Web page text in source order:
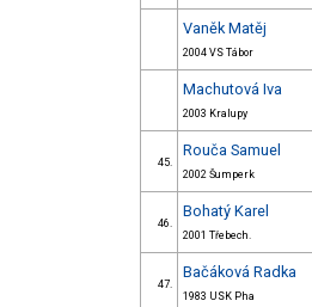
Vaněk Matěj
2004 VS Tábor
Machutová Iva
2003 Kralupy
45.
Rouča Samuel
2002 Šumperk
46.
Bohatý Karel
2001 Třebech.
47.
Bačáková Radka
1983 USK Pha